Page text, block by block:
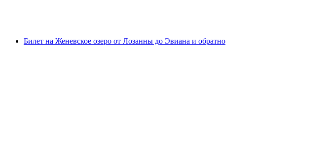
Билет на Женевское озеро от Лозанны до Эвиана и обратно